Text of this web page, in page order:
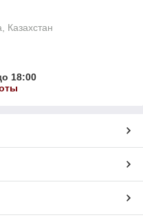
Казахстан
18:00